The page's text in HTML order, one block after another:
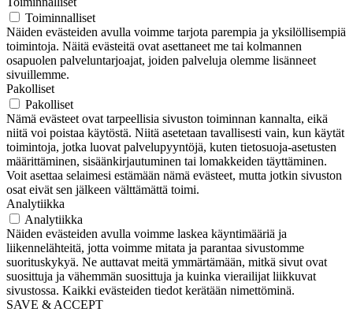
Toiminnalliset
Näiden evästeiden avulla voimme tarjota parempia ja yksilöllisempiä
toimintoja. Näitä evästeitä ovat asettaneet me tai kolmannen
osapuolen palveluntarjoajat, joiden palveluja olemme lisänneet
sivuillemme.
Pakolliset
Pakolliset
Nämä evästeet ovat tarpeellisia sivuston toiminnan kannalta, eikä
niitä voi poistaa käytöstä. Niitä asetetaan tavallisesti vain, kun käytät
toimintoja, jotka luovat palvelupyyntöjä, kuten tietosuoja-asetusten
määrittäminen, sisäänkirjautuminen tai lomakkeiden täyttäminen.
Voit asettaa selaimesi estämään nämä evästeet, mutta jotkin sivuston
osat eivät sen jälkeen välttämättä toimi.
Analytiikka
Analytiikka
Näiden evästeiden avulla voimme laskea käyntimääriä ja
liikennelähteitä, jotta voimme mitata ja parantaa sivustomme
suorituskykyä. Ne auttavat meitä ymmärtämään, mitkä sivut ovat
suosittuja ja vähemmän suosittuja ja kuinka vierailijat liikkuvat
sivustossa. Kaikki evästeiden tiedot kerätään nimettöminä.
SAVE & ACCEPT